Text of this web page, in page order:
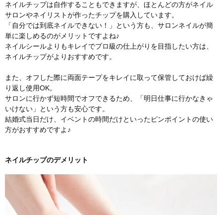
ネイルチップは自作することもできますが、ほとんどの方がネイル
サロンやネイリストが作ったチップを購入しています。
「自分では到底ネイルできない！」という方も、サロンネイルが簡
単に楽しめるのがメリットですよね♪
ネイルシールよりもキレイでプロ級の仕上がりを目指したい方は、
ネイルチップがよりおすすめです。
また、オフした際に両面テープをキレイに取って保管しておけば繰
り返し使用OK。
サロンに行かず短時間でオフできるため、「明日仕事に行かなきゃ
いけない」という方も安心です。
結婚式当日だけ、イベントの時間だけといったピンポイントの使い
方がおすすめですよ♪
ネイルチップのデメリット